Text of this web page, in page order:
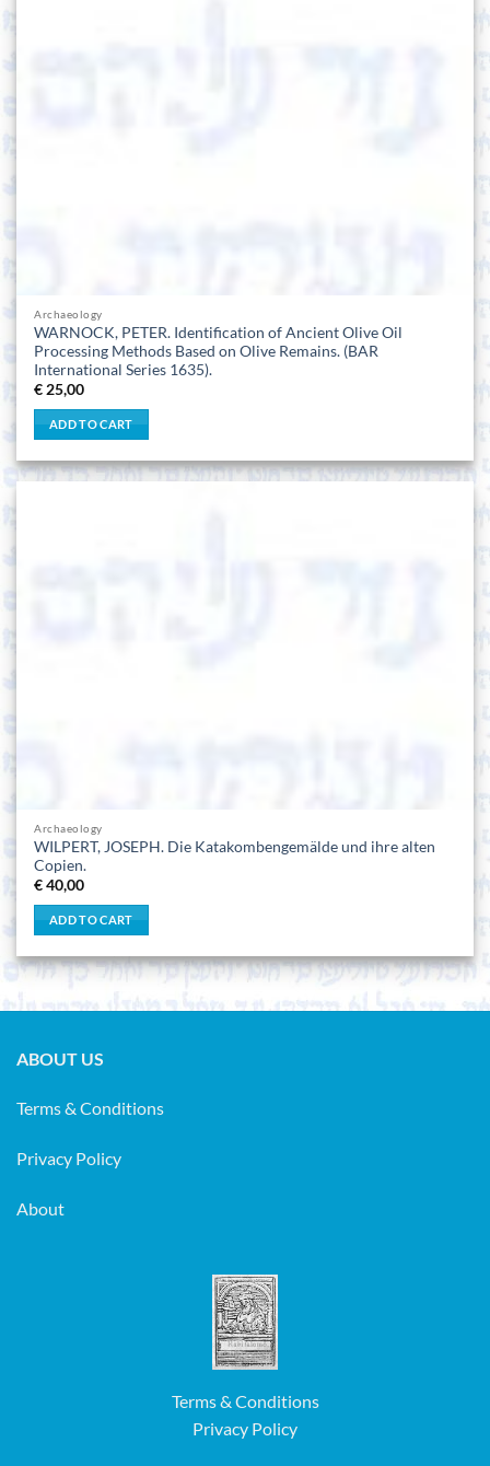
Archaeology
WARNOCK, PETER. Identification of Ancient Olive Oil
Processing Methods Based on Olive Remains. (BAR
International Series 1635).
€ 25,00
ADD TO CART
Archaeology
WILPERT, JOSEPH. Die Katakombengemälde und ihre alten
Copien.
€40,00
ADD TO CART
ABOUT US
Terms & Conditions
Privacy Policy
About
Terms & Conditions
Privacy Policy